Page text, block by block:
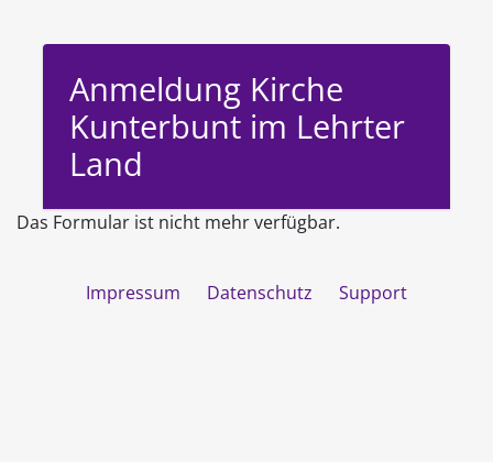
Anmeldung Kirche
Kunterbunt im Lehrter
Land
Das Formular ist nicht mehr verfügbar.
Impressum Datenschutz Support